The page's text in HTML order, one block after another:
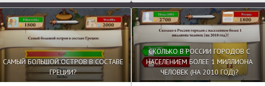
САМЫЙ БОЛЬШОЙ ОСТРОВ В СОСТАВЕ
ГРЕЦИИ?
СКОЛЬКО В РОССИИ ГОРОДОВ С
НАСЕЛЕНИЕМ БОЛЕЕ 1 МИЛЛИОНА
ЧЕЛОВЕК (НА 2010 ГОД)?